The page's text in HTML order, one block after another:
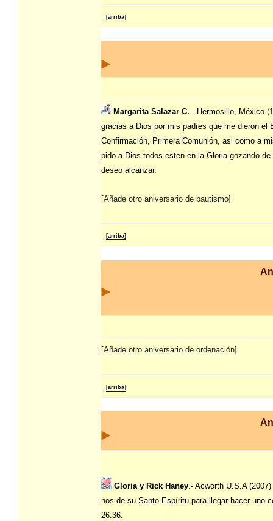
[arriba]
Margarita Salazar C..- Hermosillo, México
gracias a Dios por mis padres que me dieron el
Confirmación, Primera Comunión, asi como a
pido a Dios todos esten en la Gloria gozando
deseo alcanzar.
[Añade otro aniversario de bautismo]
[arriba]
[Añade otro aniversario de ordenación]
[arriba]
Gloria y Rick Haney.- Acworth U.S.A
nos de su Santo Espíritu para llegar hacer uno
26:36.